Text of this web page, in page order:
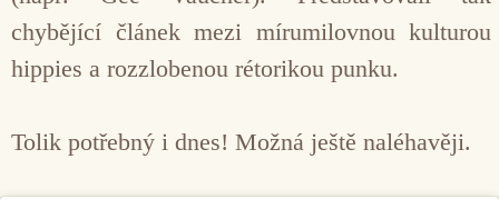
chybějící článek mezi mírumilovnou kulturou
hippies a rozzlobenou rétorikou punku.
Tolik potřebný i dnes! Možná ještě naléhavěji.